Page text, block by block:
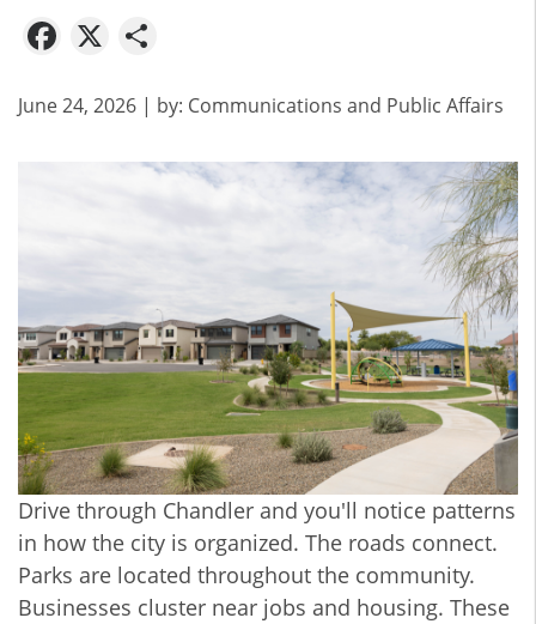
Facebook
X
June 24, 2026 | by: Communications and Public Affairs
Drive through Chandler and you'll notice patterns
in how the city is organized. The roads connect.
Parks are located throughout the community.
Businesses cluster near jobs and housing. These